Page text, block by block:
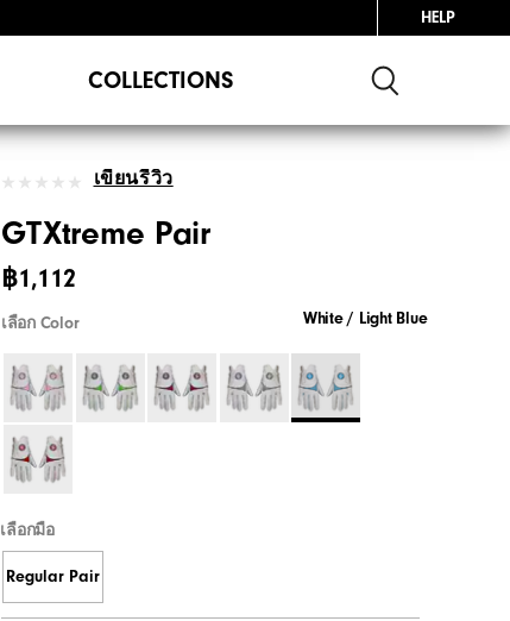
HELP
COLLECTIONS
เขียนรีวิว
GTXtreme Pair
฿1,112
เลือก Color White / Light Blue
เลือกมือ
Regular Pair